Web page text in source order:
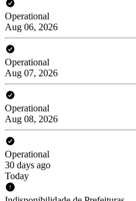
Operational
Aug 06, 2026
Operational
Aug 07, 2026
Operational
Aug 08, 2026
Operational
30 days ago
Today